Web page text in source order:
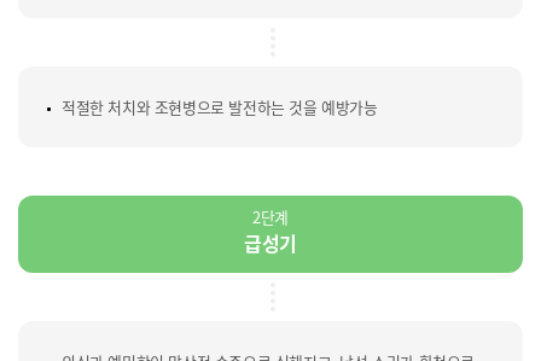
적절한 처치와 조현병으로 발전하는 것을 예방가능
2단계
급성기